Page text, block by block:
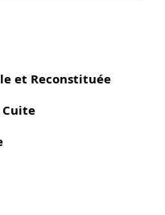
et Reconstituée
Cuite